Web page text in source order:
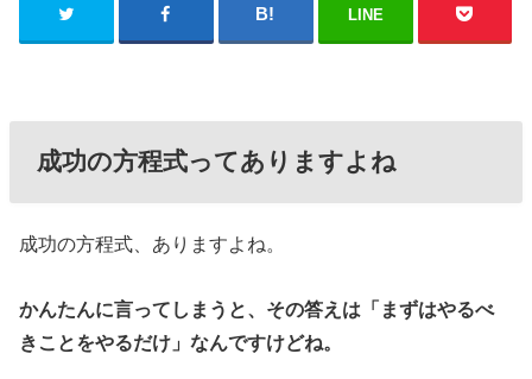
LINE
成功の方程式ってありますよね
成功の方程式、ありますよね。
かんたんに言ってしまうと、その答えは「まずはやるべ
きことをやるだけ」なんですけどね。